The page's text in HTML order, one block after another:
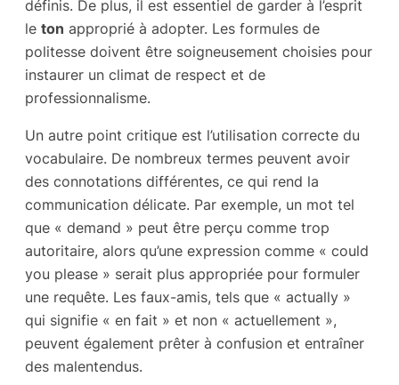
définis. De plus, il est essentiel de garder à l’esprit
le ton approprié à adopter. Les formules de
politesse doivent être soigneusement choisies pour
instaurer un climat de respect et de
professionnalisme.
Un autre point critique est l’utilisation correcte du
vocabulaire. De nombreux termes peuvent avoir
des connotations différentes, ce qui rend la
communication délicate. Par exemple, un mot tel
que « demand » peut être perçu comme trop
autoritaire, alors qu’une expression comme « could
you please » serait plus appropriée pour formuler
une requête. Les faux-amis, tels que « actually »
qui signifie « en fait » et non « actuellement »,
peuvent également prêter à confusion et entraîner
des malentendus.